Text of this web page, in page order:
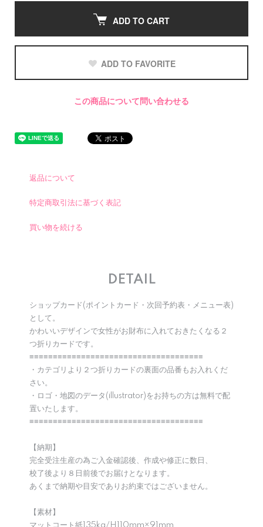
ADD TO CART
ADD TO FAVORITE
この商品について問い合わせる
返品について
特定商取引法に基づく表記
買い物を続ける
DETAIL
ショップカード(ポイントカード・次回予約表・メニュー表)
として。
かわいいデザインで女性がお財布に入れておきたくなる２
つ折りカードです。
≡≡≡≡≡≡≡≡≡≡≡≡≡≡≡≡≡≡≡≡≡≡≡≡≡≡≡≡≡≡≡≡≡≡≡≡≡
・カテゴリより２つ折りカードの裏面の品番もお入れくだ
さい。
・ロゴ・地図のデータ(illustrator)をお持ちの方は無料で配
置いたします。
≡≡≡≡≡≡≡≡≡≡≡≡≡≡≡≡≡≡≡≡≡≡≡≡≡≡≡≡≡≡≡≡≡≡≡≡≡
【納期】
完全受注生産の為ご入金確認後、作成や修正に数日、
校了後より８日前後でお届けとなります。
あくまで納期や目安でありお約束ではございません。
【素材】
マットコート紙135kg/H110mm×91mm